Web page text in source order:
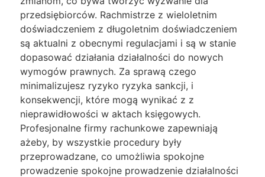
przedsiębiorców. Rachmistrze z wieloletnim
doświadczeniem z długoletnim doświadczeniem
są aktualni z obecnymi regulacjami i są w stanie
dopasować działania działalności do nowych
wymogów prawnych. Za sprawą czego
minimalizujesz ryzyko ryzyka sankcji, i
konsekwencji, które mogą wynikać z z
nieprawidłowości w aktach księgowych.
Profesjonalne firmy rachunkowe zapewniają
ażeby, by wszystkie procedury były
przeprowadzane, co umożliwia spokojne
prowadzenie spokojne prowadzenie działalności